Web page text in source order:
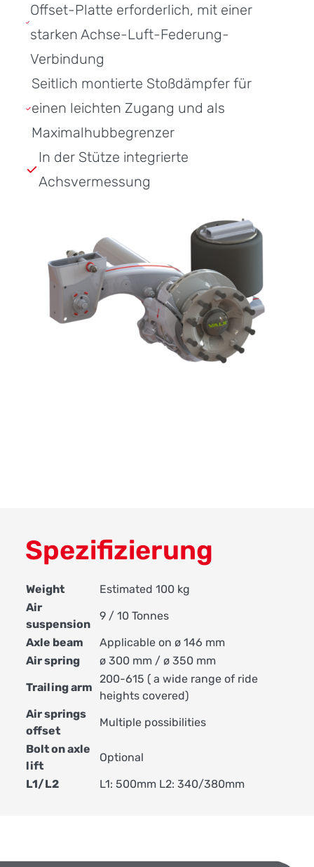
Offset-Platte erforderlich, mit einer
starken Achse-Luft-Federung-
Verbindung
Seitlich montierte Stoßdämpfer für
einen leichten Zugang und als
Maximalhubbegrenzer
In der Stütze integrierte
Achsvermessung
Spezifizierung
Weight
Estimated 100 kg
Air
suspension
9 / 10 Tonnes
Axle beam
Applicable on ø 146 mm
Air spring
ø 300 mm / ø 350 mm
Trailing arm
200-615 ( a wide range of ride
heights covered)
Air springs
offset
Multiple possibilities
Bolt on axle
lift
Optional
L1/L2
L1: 500mm L2: 340/380mm